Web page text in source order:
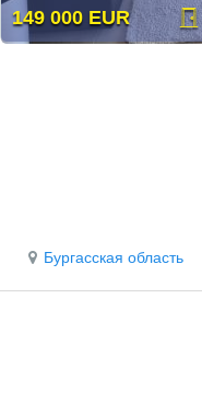
149 000 EUR
Бургасская область